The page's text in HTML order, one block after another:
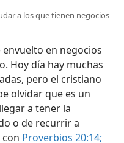
a los que tienen negocios
en negocios
Hoy día hay muchas
pero el cristiano
olvidar que es un
a tener la
o de recurrir a
Proverbios 20:14;